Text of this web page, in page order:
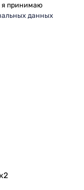
я принимаю
данных